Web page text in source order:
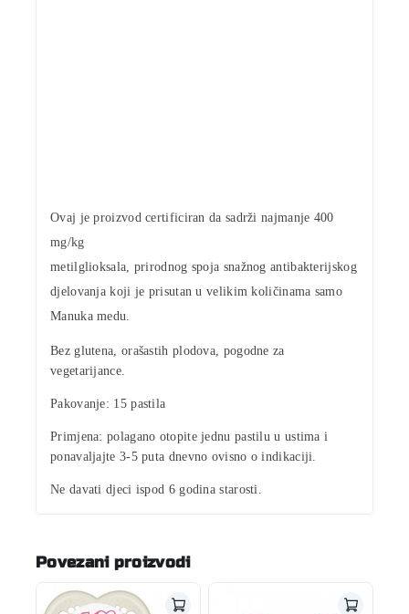
Ovaj je proizvod certificiran da sadrži najmanje 400
mg/kg
metilglioksala, prirodnog spoja snažnogantibakterijskog
djelovanja koji je prisutan u velikim količinama samo
Manuka medu.
Bez glutena, orašastih plodova, pogodne za
vegetarijance.
Pakovanje: 15 pastila
Primjena: polagano otopite jednu pastilu u ustima i
ponavaljajte 3-5 puta dnevno ovisno o indikaciji.
Ne davati djeci ispod 6 godina starosti.
Povezani proizvodi